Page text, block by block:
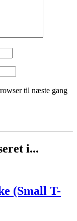
til næste gang
i...
(Small T-